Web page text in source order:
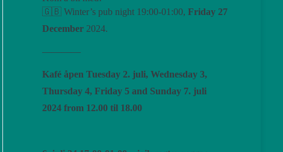
🇬🇧 Winter’s pub night 19:00-01:00, Friday 27
December 2024.
————
Kafé åpen Tuesday 2. juli, Wednesday 3,
Thursday 4, Friday 5 and Sunday 7. juli
2024 from 12.00 til 18.00